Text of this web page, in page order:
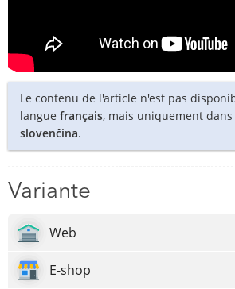
Le contenu de l'article n'est pas
langue français, mais uniquement
slovenčina.
Variante
Web
E-shop